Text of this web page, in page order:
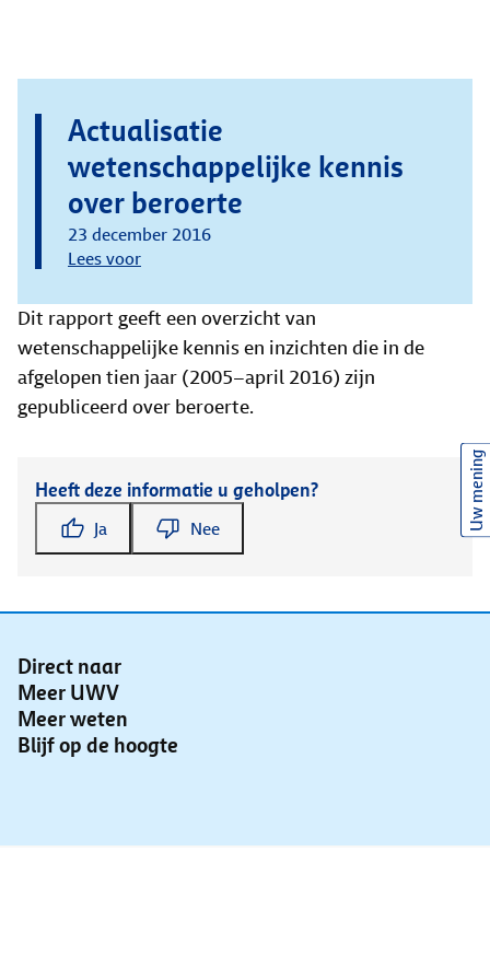
Actualisatie
wetenschappelijke kennis
over beroerte
23 december 2016
Lees voor
Dit rapport geeft een overzicht van
wetenschappelijke kennis en inzichten die in de
afgelopen tien jaar (2005–april 2016) zijn
gepubliceerd over beroerte.
Heeft deze informatie u geholpen?
Ja Nee
Direct naar
Meer UWV
Meer weten
Blijf op de hoogte
Uw mening